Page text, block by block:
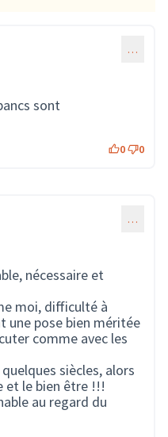
…
sont
0 0
…
nécessaire et
moi, difficulté à
une pose bien méritée
comme avec les
siècles, alors
et le bien être !!!
au regard du